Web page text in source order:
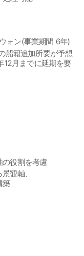
ォン(事業期間 6年)
船籍追加所要が予想
12月までに延期を要
役割を考慮
観軸、
築